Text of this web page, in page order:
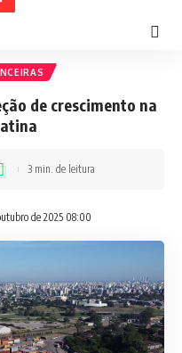
de crescimento na
de 2025 08:00
3 min. de leitura